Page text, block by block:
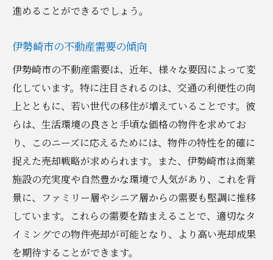
進めることができるでしょう。
伊勢崎市の不動産需要の傾向
伊勢崎市の不動産需要は、近年、様々な要因によって変
化しています。特に注目されるのは、交通の利便性の向
上とともに、若い世代の移住が増えていることです。彼
らは、生活環境の良さと手頃な価格の物件を求めてお
り、このニーズに応えるためには、物件の特性を的確に
捉えた売却戦略が求められます。また、伊勢崎市は商業
施設の充実度や自然豊かな環境で人気があり、これを背
景に、ファミリー層やシニア層からの需要も堅調に推移
しています。これらの需要を踏まえることで、適切なタ
イミングでの物件売却が可能となり、より高い売却成果
を期待することができます。